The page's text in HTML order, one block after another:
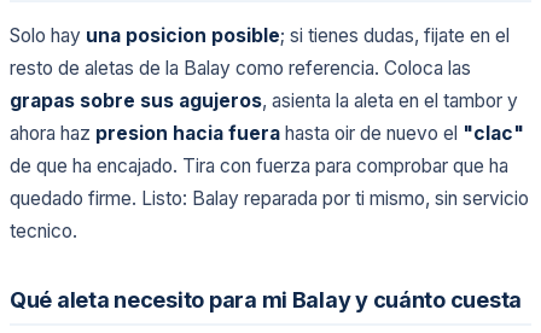
Solo hay una posicion posible; si tienes dudas, fijate en el
resto de aletas de la Balay como referencia. Coloca las
grapas sobre sus agujeros, asienta la aleta en el tambor y
ahora haz presion hacia fuera hasta oir de nuevo el "clac"
de que ha encajado. Tira con fuerza para comprobar que ha
quedado firme. Listo: Balay reparada por ti mismo, sin servicio
tecnico.
Qué aleta necesito para mi Balay y cuánto cuesta